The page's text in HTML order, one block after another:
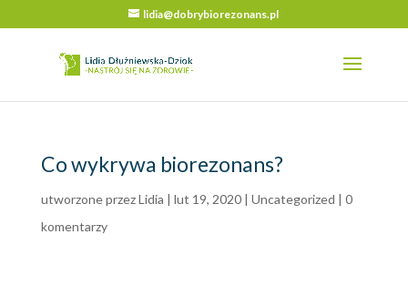
lidia@dobrybiorezonans.pl
Co wykrywa biorezonans?
utworzone przezLidia | lut 19, 2020| Uncategorized | 0
komentarzy